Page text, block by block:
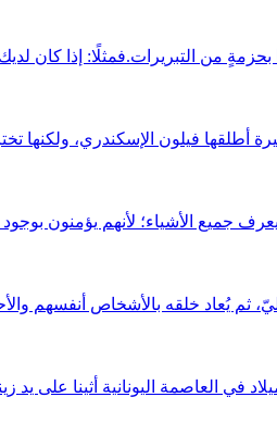
بحزمةٍ من التبريرات.فمثلًا: إذا
كليّ، ثم يُعاد خلقه بالأشخاص
في العاصمة اليونانية أثينا على